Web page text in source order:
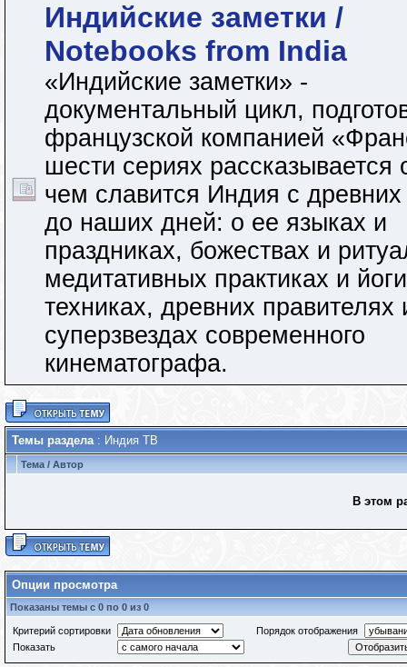
Индийские заметки /
Notebooks from India
«Индийские заметки» -
документальный цикл,
французской компанией
шести сериях рассказывается
чем славится Индия с
до наших дней: о ее языках и
праздниках, божествах и
медитативных практиках и
техниках, древних правителях
суперзвездах современного
кинематографа.
Темы раздела: Индия ТВ
Тема / Автор
В этом
Опции просмотра
Показаны темы с 0 по 0 из 0
Критерий сортировки
Порядок отображения
Показать